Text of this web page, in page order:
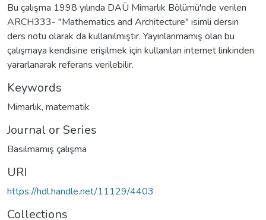
Bu çalışma 1998 yılında DAÜ Mimarlık Bölümü'nde verilen
ARCH333- "Mathematics and Architecture" isimli dersin
ders notu olarak da kullanılmıştır. Yayınlanmamış olan bu
çalışmaya kendisine erişilmek için kullanılan internet linkinden
yararlanarak referans verilebilir.
Keywords
Mimarlık, matematik
Journal or Series
Basılmamış çalışma
URI
https://hdl.handle.net/11129/4403
Collections